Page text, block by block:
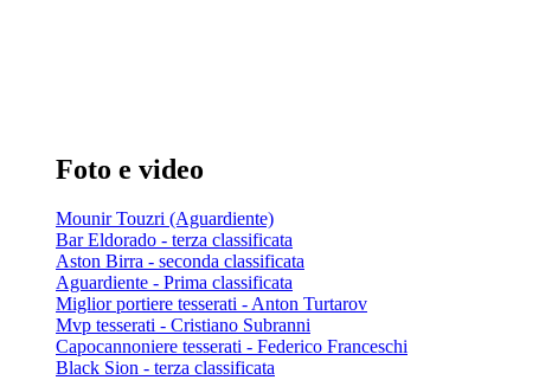
Foto e video
Mounir Touzri (Aguardiente)
Bar Eldorado - terza classificata
Aston Birra - seconda classificata
Aguardiente - Prima classificata
Miglior portiere tesserati - Anton Turtarov
Mvp tesserati - Cristiano Subranni
Capocannoniere tesserati - Federico Franceschi
Black Sion - terza classificata